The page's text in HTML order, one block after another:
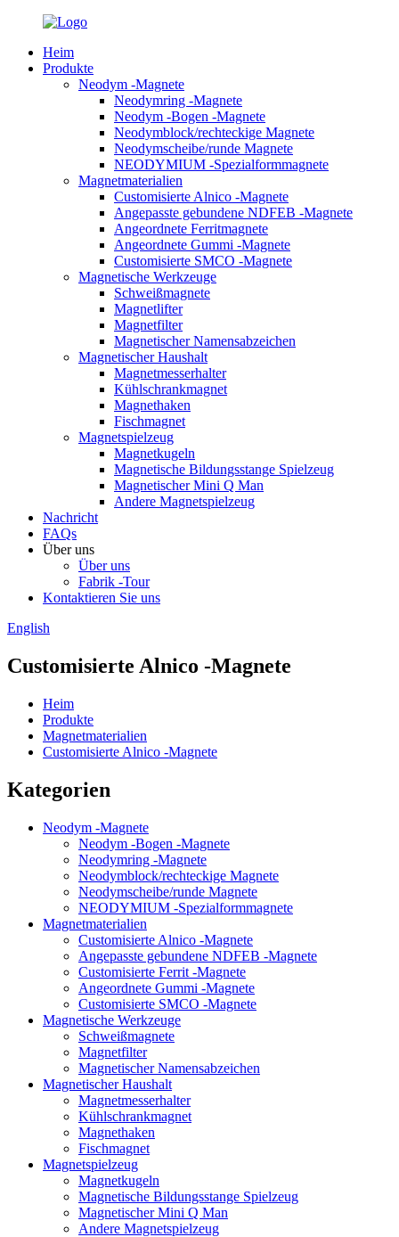
Heim
Produkte
Neodym -Magnete
Neodymring -Magnete
Neodym -Bogen -Magnete
Neodymblock/rechteckige Magnete
Neodymscheibe/runde Magnete
NEODYMIUM -Spezialformmagnete
Magnetmaterialien
Customisierte Alnico -Magnete
Angepasste gebundene NDFEB -Magnete
Angeordnete Ferritmagnete
Angeordnete Gummi -Magnete
Customisierte SMCO -Magnete
Magnetische Werkzeuge
Schweißmagnete
Magnetlifter
Magnetfilter
Magnetischer Namensabzeichen
Magnetischer Haushalt
Magnetmesserhalter
Kühlschrankmagnet
Magnethaken
Fischmagnet
Magnetspielzeug
Magnetkugeln
Magnetische Bildungsstange Spielzeug
Magnetischer Mini Q Man
Andere Magnetspielzeug
Nachricht
FAQs
Über uns
Über uns
Fabrik -Tour
Kontaktieren Sie uns
English
Customisierte Alnico -Magnete
Heim
Produkte
Magnetmaterialien
Customisierte Alnico -Magnete
Kategorien
Neodym -Magnete
Neodym -Bogen -Magnete
Neodymring -Magnete
Neodymblock/rechteckige Magnete
Neodymscheibe/runde Magnete
NEODYMIUM -Spezialformmagnete
Magnetmaterialien
Customisierte Alnico -Magnete
Angepasste gebundene NDFEB -Magnete
Customisierte Ferrit -Magnete
Angeordnete Gummi -Magnete
Customisierte SMCO -Magnete
Magnetische Werkzeuge
Schweißmagnete
Magnetfilter
Magnetischer Namensabzeichen
Magnetischer Haushalt
Magnetmesserhalter
Kühlschrankmagnet
Magnethaken
Fischmagnet
Magnetspielzeug
Magnetkugeln
Magnetische Bildungsstange Spielzeug
Magnetischer Mini Q Man
Andere Magnetspielzeug